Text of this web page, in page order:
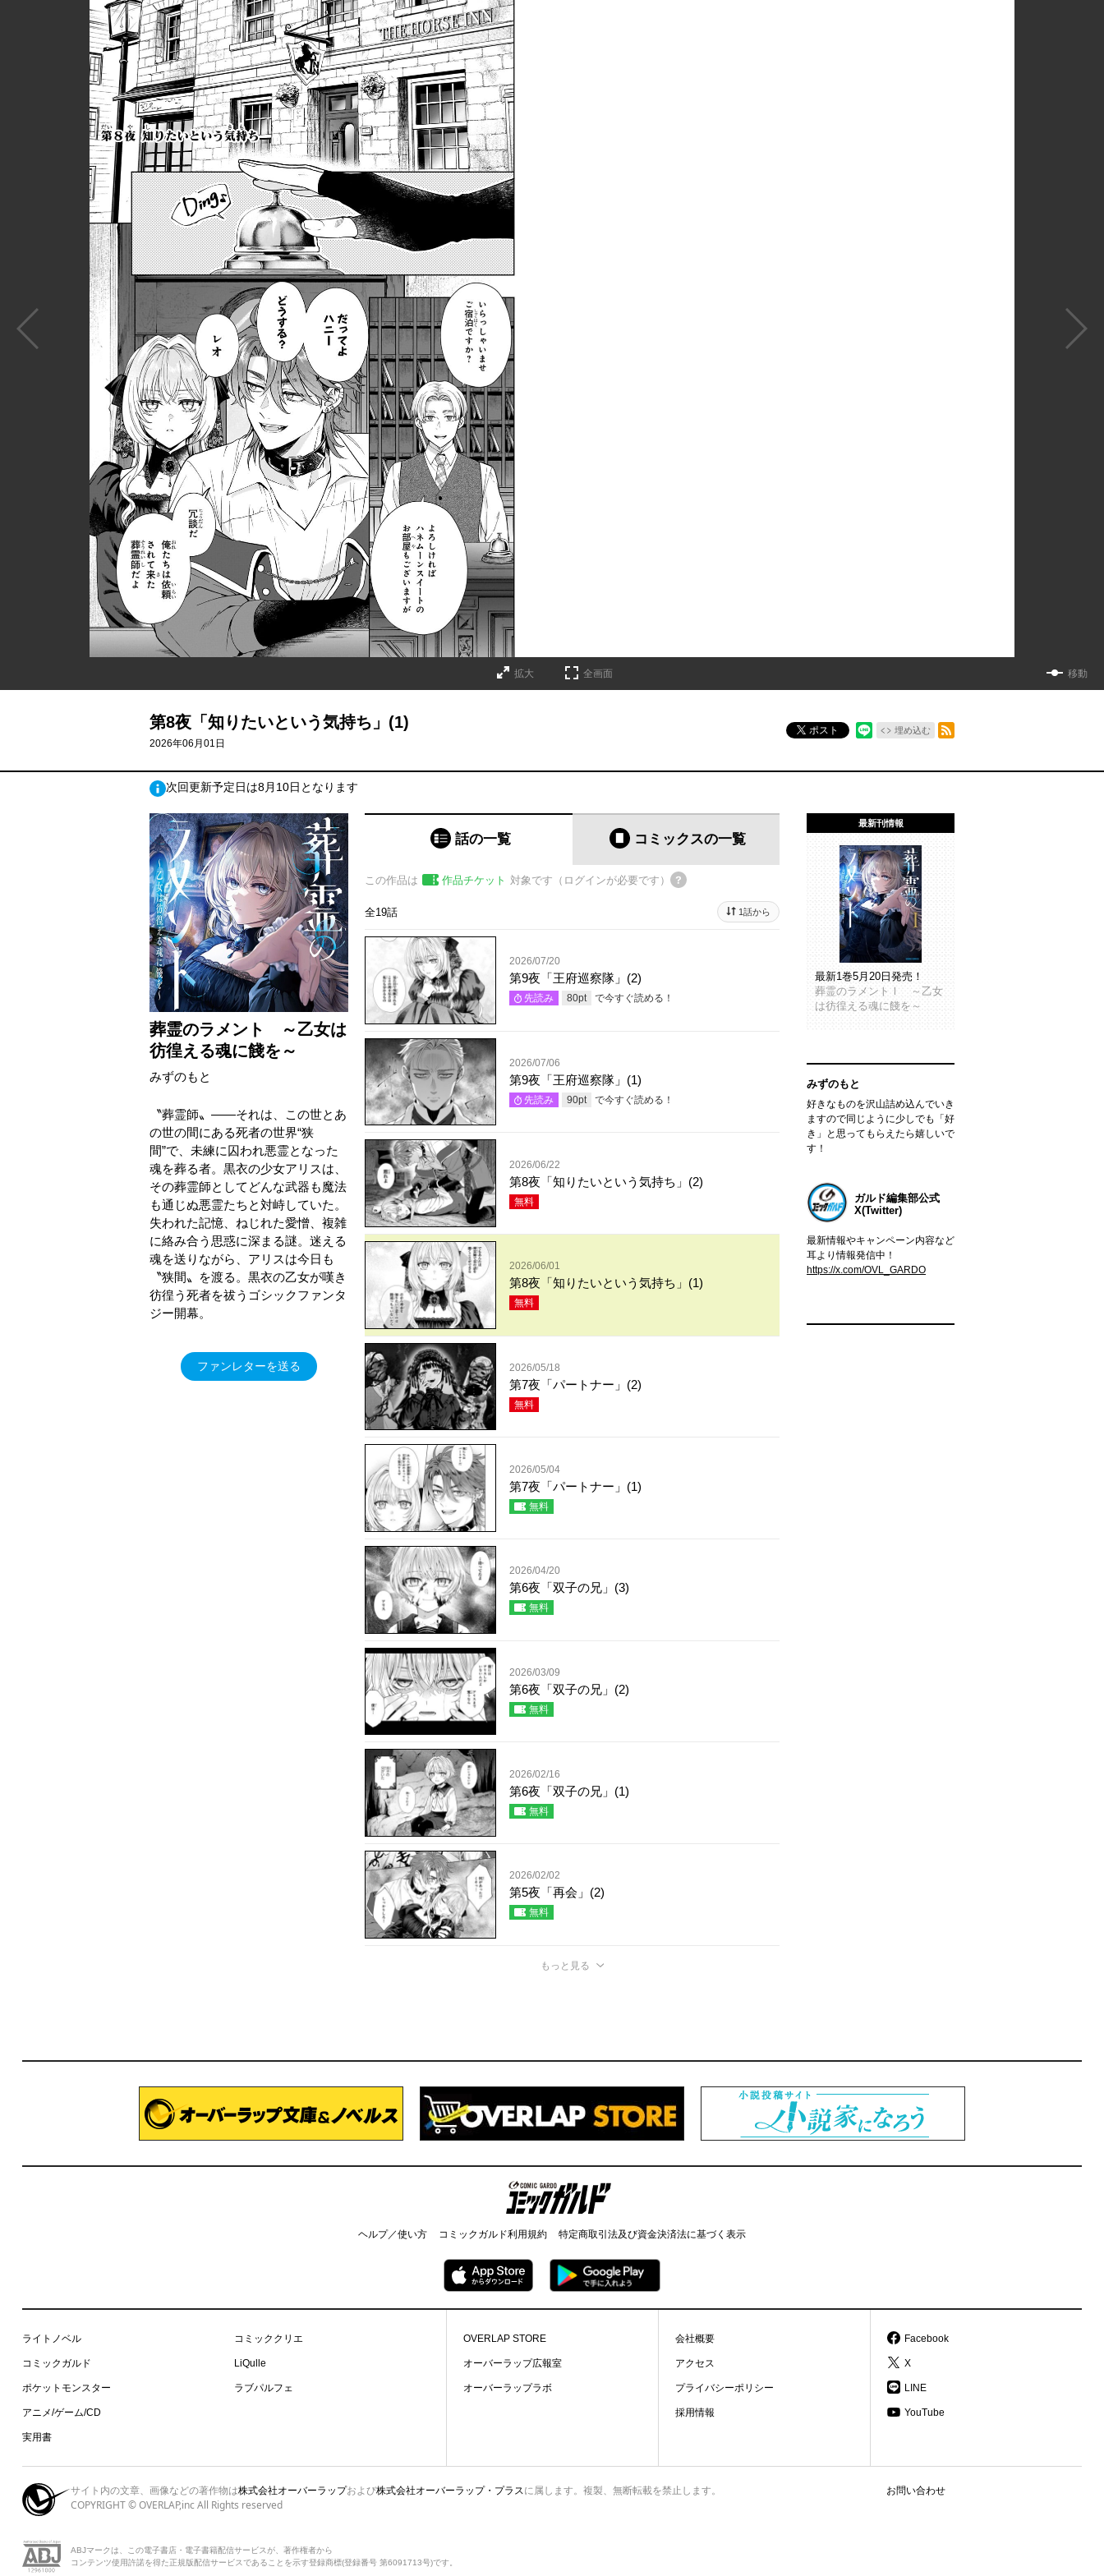
拡大 全画面 移動
第8夜「知りたいという気持ち」(1)
2026年06月01日
ポスト 埋め込む
次回更新予定日は8月10日となります
葬霊のラメント ～乙女は
彷徨える魂に餞を～
みずのもと
〝葬霊師〟――それは、この世とあ
の世の間にある死者の世界“狭
間”で、未練に囚われ悪霊となった
魂を葬る者。黒衣の少女アリスは、
その葬霊師としてどんな武器も魔法
も通じぬ悪霊たちと対峙していた。
失われた記憶、ねじれた愛憎、複雑
に絡み合う思惑に深まる謎。迷える
魂を送りながら、アリスは今日も
〝狭間〟を渡る。黒衣の乙女が嘆き
彷徨う死者を祓うゴシックファンタ
ジー開幕。
ファンレターを送る
話の一覧 コミックスの一覧
この作品は 作品チケット 対象です（ログインが必要です）
全19話 1話から
2026/07/20
第9夜「王府巡察隊」(2)
先読み 80pt で今すぐ読める！
2026/07/06
第9夜「王府巡察隊」(1)
先読み 90pt で今すぐ読める！
2026/06/22
第8夜「知りたいという気持ち」(2)
無料
2026/06/01
第8夜「知りたいという気持ち」(1)
無料
2026/05/18
第7夜「パートナー」(2)
無料
2026/05/04
第7夜「パートナー」(1)
無料
2026/04/20
第6夜「双子の兄」(3)
無料
2026/03/09
第6夜「双子の兄」(2)
無料
2026/02/16
第6夜「双子の兄」(1)
無料
2026/02/02
第5夜「再会」(2)
無料
もっと見る
最新刊情報
最新1巻5月20日発売！
葬霊のラメントⅠ ～乙女
は彷徨える魂に餞を～
みずのもと
好きなものを沢山詰め込んでいき
ますので同じように少しでも「好
き」と思ってもらえたら嬉しいで
す！
ガルド編集部公式
X(Twitter)
最新情報やキャンペーン内容など
耳より情報発信中！
https://x.com/OVL_GARDO
コミックガルド
ヘルプ／使い方 コミックガルド利用規約 特定商取引法及び資金決済法に基づく表示
ライトノベル
コミックガルド
ポケットモンスター
アニメ/ゲーム/CD
実用書
コミッククリエ
LiQulle
ラブパルフェ
OVERLAP STORE
オーバーラップ広報室
オーバーラップラボ
会社概要
アクセス
プライバシーポリシー
採用情報
Facebook
X
LINE
YouTube
お問い合わせ
サイト内の文章、画像などの著作物は株式会社オーバーラップおよび株式会社オーバーラップ・プラス に属します。複製、無断転載を禁止します。
COPYRIGHT © OVERLAP,inc All Rights reserved
ABJマークは、この電子書店・電子書籍配信サービスが、著作権者から
コンテンツ使用許諾を得た正規版配信サービスであることを示す登録商標(登録番号 第6091713号)です。